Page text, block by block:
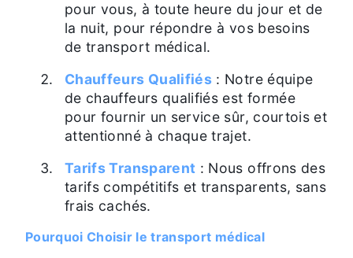
pour vous, à toute heure du jour et de
la nuit, pour répondre à vos besoins
de transport médical.
Chauffeurs Qualifiés : Notre équipe
de chauffeurs qualifiés est formée
pour fournir un service sûr, courtois et
attentionné à chaque trajet.
Tarifs Transparent : Nous offrons des
tarifs compétitifs et transparents, sans
frais cachés.
Pourquoi Choisir le transport médical